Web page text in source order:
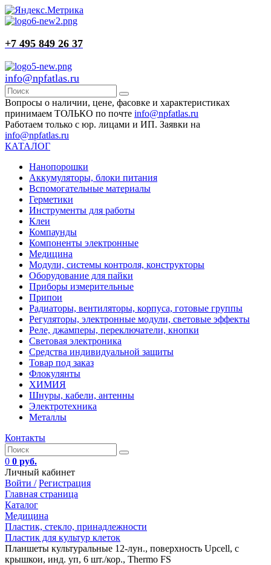
+7 495 849 26 37
info@npfatlas.ru
Вопросы о наличии, цене, фасовке и характеристиках
принимаем ТОЛЬКО по почте info@npfatlas.ru
Работаем только с юр. лицами и ИП. Заявки на
info@npfatlas.ru
КАТАЛОГ
Нанопорошки
Аккумуляторы, блоки питания
Вспомогательные материалы
Герметики
Инструменты для работы
Клеи
Компаунды
Компоненты электронные
Медицина
Модули, системы контроля, конструкторы
Оборудование для пайки
Приборы измерительные
Припои
Радиаторы, вентиляторы, корпуса, готовые группы
Регуляторы, электронные модули, световые эффекты
Реле, джамперы, переключатели, кнопки
Световая электроника
Средства индивидуальной защиты
Товар под заказ
Флокулянты
ХИМИЯ
Шнуры, кабели, антенны
Электротехника
Металлы
Контакты
0 0 руб.
Личный кабинет
Войти / Регистрация
Главная страница
Каталог
Медицина
Пластик, стекло, принадлежности
Пластик для культур клеток
Планшеты культуральные 12-лун., поверхность Upcell, с
крышкои, инд. уп, 6 шт./кор., Thermo FS